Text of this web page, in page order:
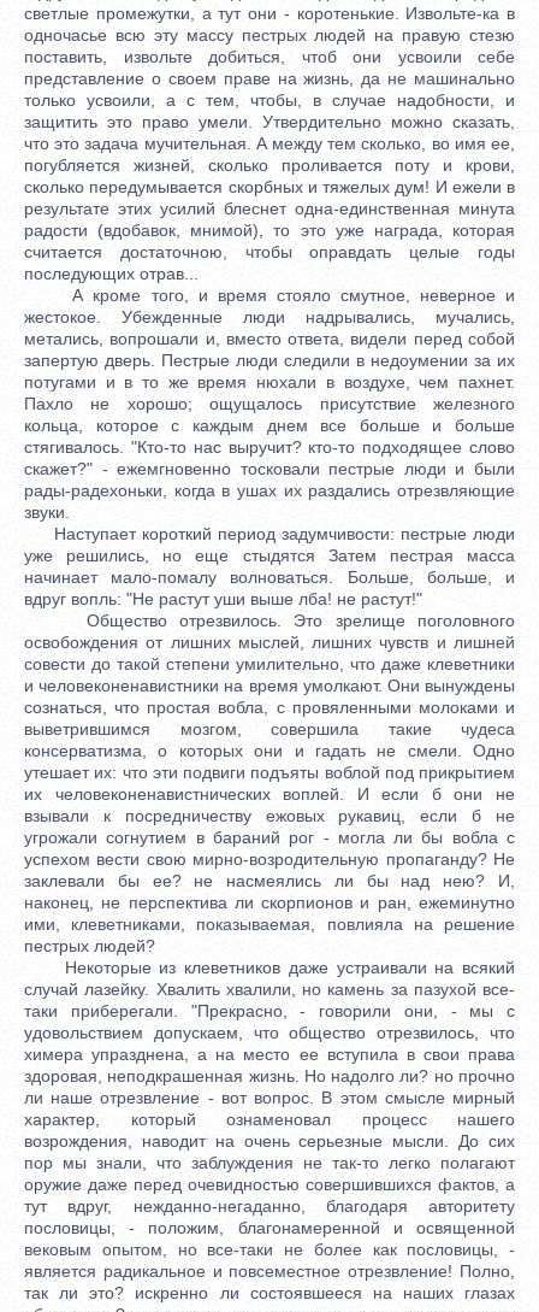
светлые промежутки, а тут они - коротенькие. Извольте-ка в
одночасье всю эту массу пестрых людей на правую стезю
поставить, извольте добиться, чтоб они усвоили себе
представление о своем праве на жизнь, да не машинально
только усвоили, а с тем, чтобы, в случае надобности, и
защитить это право умели. Утвердительно можно сказать,
что это задача мучительная. А между тем сколько, во имя ее,
погубляется жизней, сколько проливается поту и крови,
сколько передумывается скорбных и тяжелых дум! И ежели в
результате этих усилий блеснет одна-единственная минута
радости (вдобавок, мнимой), то это уже награда, которая
считается достаточною, чтобы оправдать целые годы
последующих отрав...
А кроме того, и время стояло смутное, неверное и
жестокое. Убежденные люди надрывались, мучались,
метались, вопрошали и, вместо ответа, видели перед собой
запертую дверь. Пестрые люди следили в недоумении за их
потугами и в то же время нюхали в воздухе, чем пахнет.
Пахло не хорошо; ощущалось присутствие железного
кольца, которое с каждым днем все больше и больше
стягивалось. "Кто-то нас выручит? кто-то подходящее слово
скажет?" - ежемгновенно тосковали пестрые люди и были
рады-радехоньки, когда в ушах их раздались отрезвляющие
звуки.
Наступает короткий период задумчивости: пестрые люди
уже решились, но еще стыдятся Затем пестрая масса
начинает мало-помалу волноваться. Больше, больше, и
вдруг вопль: "Не растут уши выше лба! не растут!"
Общество отрезвилось. Это зрелище поголовного
освобождения от лишних мыслей, лишних чувств и лишней
совести до такой степени умилительно, что даже клеветники
и человеконенавистники на время умолкают. Они вынуждены
сознаться, что простая вобла, с провяленными молоками и
выветрившимся мозгом, совершила такие чудеса
консерватизма, о которых они и гадать не смели. Одно
утешает их: что эти подвиги подъяты воблой под прикрытием
их человеконенавистнических воплей. И если б они не
взывали к посредничеству ежовых рукавиц, если б не
угрожали согнутием в бараний рог - могла ли бы вобла с
успехом вести свою мирно-возродительную пропаганду? Не
заклевали бы ее? не насмеялись ли бы над нею? И,
наконец, не перспектива ли скорпионов и ран, ежеминутно
ими, клеветниками, показываемая, повлияла на решение
пестрых людей?
Некоторые из клеветников даже устраивали на всякий
случай лазейку. Хвалить хвалили, но камень за пазухой все-
таки приберегали. "Прекрасно, - говорили они, - мы с
удовольствием допускаем, что общество отрезвилось, что
химера упразднена, а на место ее вступила в свои права
здоровая, неподкрашенная жизнь. Но надолго ли? но прочно
ли наше отрезвление - вот вопрос. В этом смысле мирный
характер, который ознаменовал процесс нашего
возрождения, наводит на очень серьезные мысли. До сих
пор мы знали, что заблуждения не так-то легко полагают
оружие даже перед очевидностью совершившихся фактов, а
тут вдруг, нежданно-негаданно, благодаря авторитету
пословицы, - положим, благонамеренной и освященной
вековым опытом, но все-таки не более как пословицы, -
является радикальное и повсеместное отрезвление! Полно,
так ли это? искренно ли состоявшееся на наших глазах